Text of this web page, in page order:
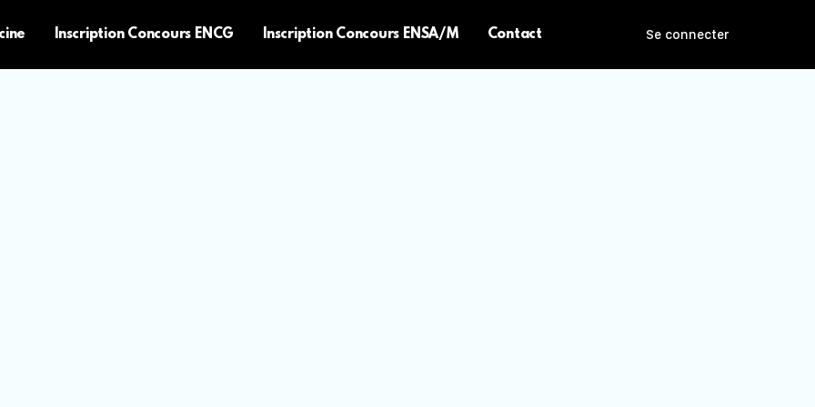
Inscription Concours ENCG Inscription Concours ENSA/M Contact Se connecter